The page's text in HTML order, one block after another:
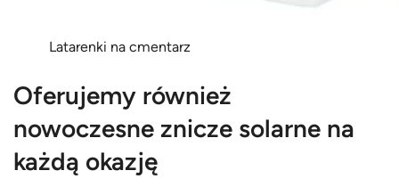
Latarenki na cmentarz
Oferujemy również
nowoczesne znicze solarne na
każdą okazję